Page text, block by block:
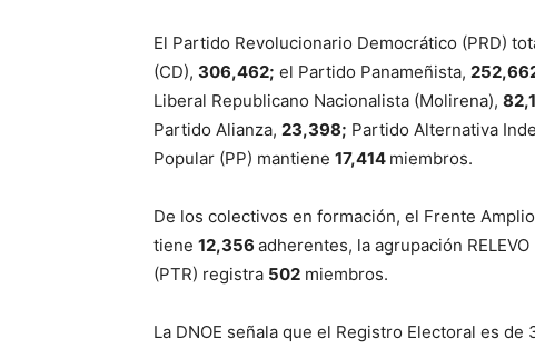
El Partido Revolucionario Democrático (PRD)
(CD), 306,462; el Partido Panameñista,
Liberal Republicano Nacionalista (Molirena),
Partido Alianza, 23,398; Partido Alternativa
Popular (PP) mantiene 17,414 miembros.
De los colectivos en formación, el Frente
tiene 12,356 adherentes, la agrupación RELEVO
(PTR) registra 502 miembros.
La DNOE señala que el Registro Electoral es de